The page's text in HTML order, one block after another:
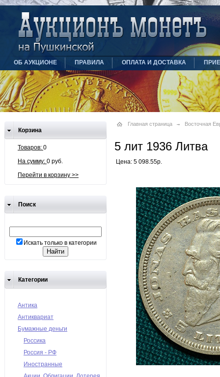
ОБ АУКЦИОНЕ ПРАВИЛА ОПЛАТА И ДОСТАВКА
Корзина
Товаров: 0
На сумму: 0 руб.
Перейти в корзину >>
Поиск
Искать только в категории
Категории
Антика
Антиквариат
Бумажные деньги
Россика
Россия - РФ
Иностранные
Главная страница Восточная
5 лит 1936 Литва
Цена: 5 098.55р.